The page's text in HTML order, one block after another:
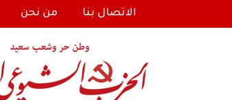
الاتصال بنا من نحن